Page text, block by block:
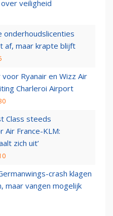
veiligheid
onderhoudslicenties
af, maar krapte blijft
Ryanair en Wizz Air
Charleroi Airport
Class steeds
Air France-KLM:
zich uit’
crash klagen
maar vangen mogelijk